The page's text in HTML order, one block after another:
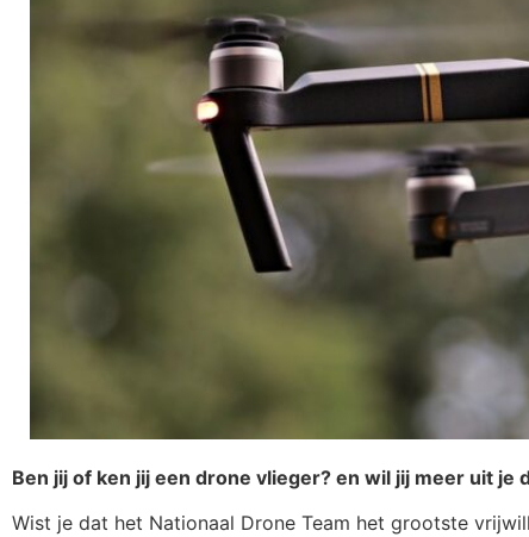
Ben jij of ken jij een drone vlieger? en wil jij meer uit
Wist je dat het Nationaal Drone Team het grootste